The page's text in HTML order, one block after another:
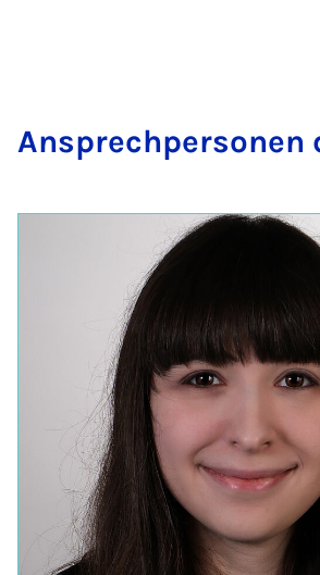
An­s­prech­per­son­en